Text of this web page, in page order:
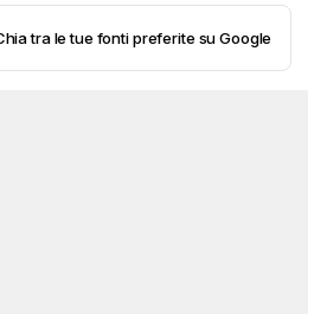
tra le tue fonti preferite su Google